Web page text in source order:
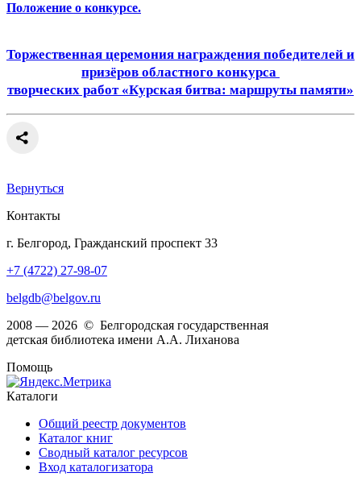
Положение о конкурсе.
Торжественная церемония награждения победителей и
призёров областного конкурса
творческих работ «Курская битва: маршруты памяти»
Вернуться
Контакты
г. Белгород, Гражданский проспект 33
+7 (4722) 27-98-07
belgdb@belgov.ru
2008 — 2026 © Белгородская государственная
детская библиотека имени А.А. Лиханова
Помощь
Каталоги
Общий реестр документов
Каталог книг
Сводный каталог ресурсов
Вход каталогизатора